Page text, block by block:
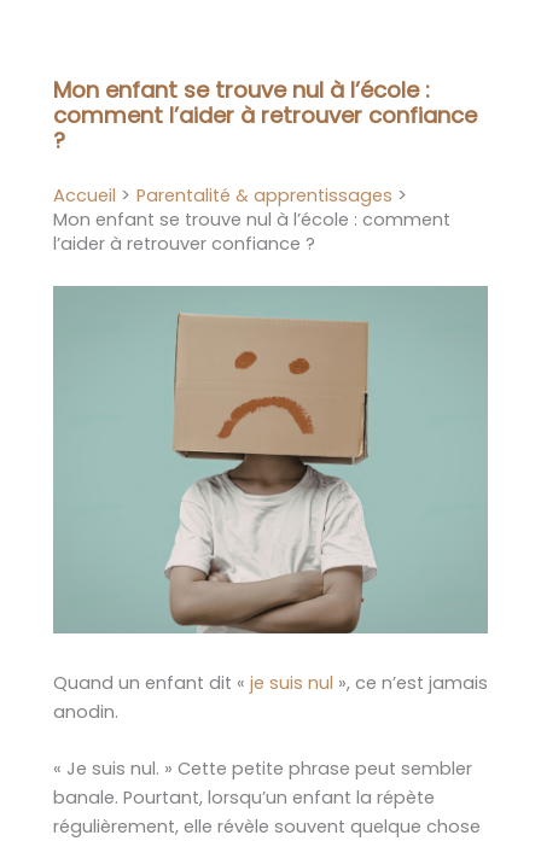
Mon enfant se trouve nul à l’école :
comment l’aider à retrouver confiance
?
Accueil
Parentalité & apprentissages
Mon enfant se trouve nul à l’école : comment
l’aider à retrouver confiance ?
Quand un enfant dit « je suis nul », ce n’est jamais
anodin.
« Je suis nul. » Cette petite phrase peut sembler
banale. Pourtant, lorsqu’un enfant la répète
régulièrement, elle révèle souvent quelque chose